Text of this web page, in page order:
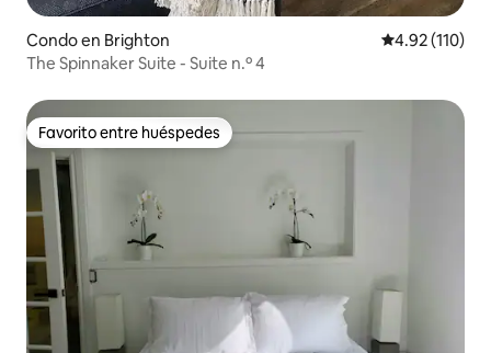
Condo en Brighton Calificación
4.92 (110)
The Spinnaker Suite - Suite n.º 4
Favorito entre huéspedes
Favorito entre huéspedes